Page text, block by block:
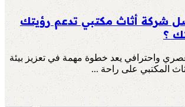
شركة أثاث مكتبي تدعم رؤيتك
؟
عصري واحترافي يعد خطوة مهمة في تعزيز بيئة
المكتبي على راحة ...